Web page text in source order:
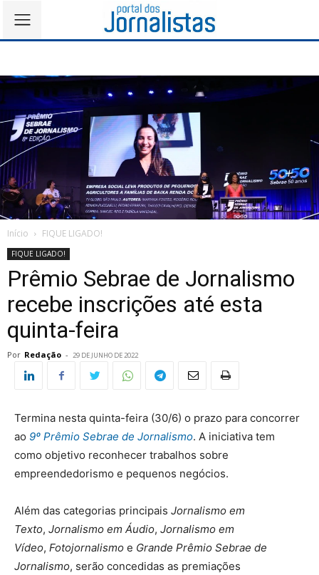
Início FIQUE LIGADO!
FIQUE LIGADO!
Prêmio Sebrae de Jornalismo
recebe inscrições até esta
quinta-feira
Por Redação - 29 DE JUNHO DE 2022
Termina nesta quinta-feira (30/6) o prazo para concorrer
ao 9º Prêmio Sebrae de Jornalismo. A iniciativa tem
como objetivo reconhecer trabalhos sobre
empreendedorismo e pequenos negócios.
Além das categorias principais Jornalismo em
Texto, Jornalismo em Áudio, Jornalismo em
Vídeo, Fotojornalismo e Grande Prêmio Sebrae de
Jornalismo, serão concedidas as premiações